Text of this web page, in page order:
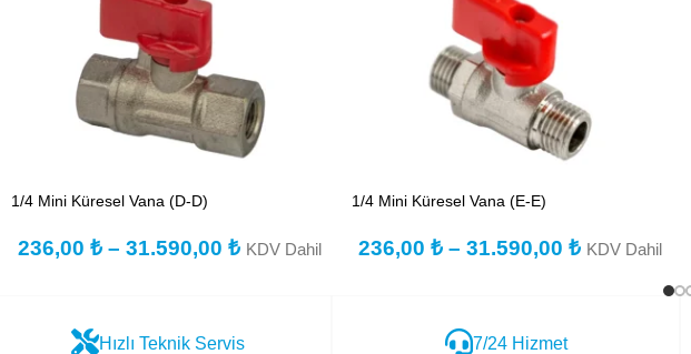
1/4 Mini Küresel Vana (D-D)
236,00₺ –31.590,00₺ KDV Dahil
1/4 Mini Küresel Vana (E-E)
236,00 ₺ – 31.590,00 ₺ KDV Dahil
Hızlı Teknik Servis 7/24 Hizmet